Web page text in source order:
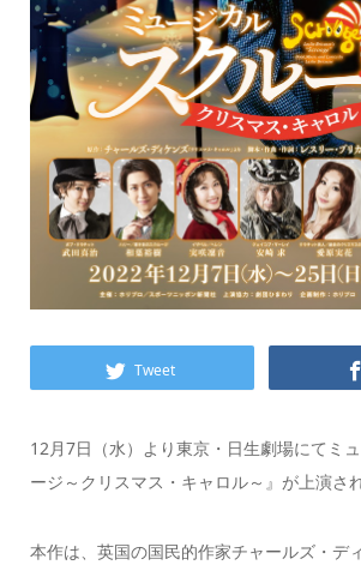
Tweet
12月7日（水）より東京・日生劇場にてミ
ージ～クリスマス・キャロル～』が上演さ
本作は、英国の国民的作家チャールズ・デ